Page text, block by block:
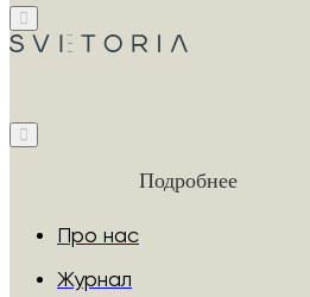
Подробнее
Про нас
Журнал